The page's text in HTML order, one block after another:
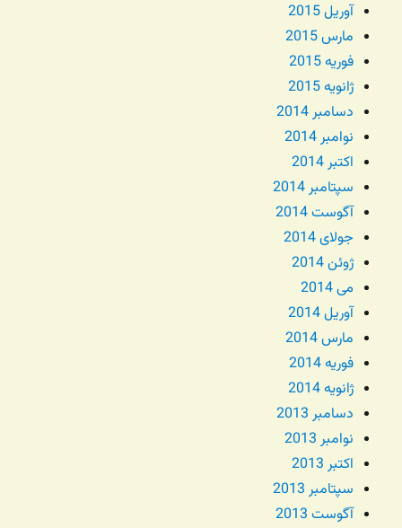
آوریل 2015
مارس 2015
فوریه 2015
ژانویه 2015
دسامبر 2014
نوامبر 2014
اکتبر 2014
سپتامبر 2014
آگوست 2014
جولای 2014
ژوئن 2014
می 2014
آوریل 2014
مارس 2014
فوریه 2014
ژانویه 2014
دسامبر 2013
نوامبر 2013
اکتبر 2013
سپتامبر 2013
آگوست 2013